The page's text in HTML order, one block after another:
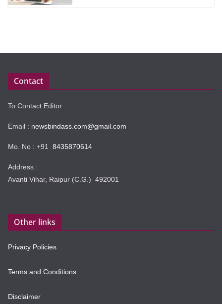
Contact
To Contact Editor
Email : newsbindass.com@gmail.com
Mo. No : +91 8435870614
Address :
Avanti Vihar, Raipur (C.G.) 492001
Other links
Privacy Policies
Terms and Conditions
Disclaimer